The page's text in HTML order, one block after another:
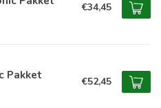
€34,45
Pakket €52,45